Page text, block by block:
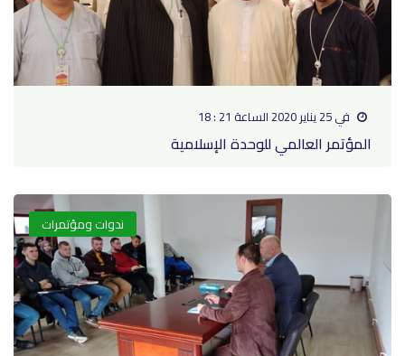
في 25 يناير 2020 الساعة 21 : 18
المؤتمر العالمي للوحدة الإسلامية
ندوات ومؤتمرات